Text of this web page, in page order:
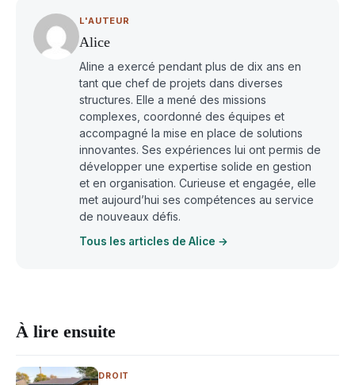
L'AUTEUR
Alice
Aline a exercé pendant plus de dix ans en
tant que chef de projets dans diverses
structures. Elle a mené des missions
complexes, coordonné des équipes et
accompagné la mise en place de solutions
innovantes. Ses expériences lui ont permis de
développer une expertise solide en gestion
et en organisation. Curieuse et engagée, elle
met aujourd’hui ses compétences au service
de nouveaux défis.
Tous les articles de Alice →
À lire ensuite
DROIT